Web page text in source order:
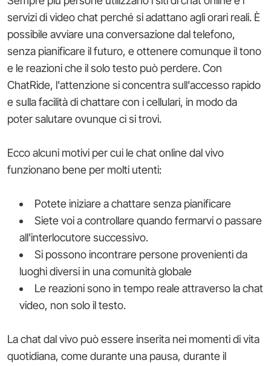
servizi di video chat perché si adattano agli orari reali. È
possibile avviare una conversazione dal telefono,
senza pianificare il futuro, e ottenere comunque il tono
e le reazioni che il solo testo può perdere. Con
ChatRide, l'attenzione si concentra sull'accesso rapido
e sulla facilità di chattare con i cellulari, in modo da
poter salutare ovunque ci si trovi.
Ecco alcuni motivi per cui le chat online dal vivo
funzionano bene per molti utenti:
Potete iniziare a chattare senza pianificare
Siete voi a controllare quando fermarvi o passare
all'interlocutore successivo.
Si possono incontrare persone provenienti da
luoghi diversi in una comunità globale
Le reazioni sono in tempo reale attraverso la chat
video, non solo il testo.
La chat dal vivo può essere inserita nei momenti di vita
quotidiana, come durante una pausa, durante il